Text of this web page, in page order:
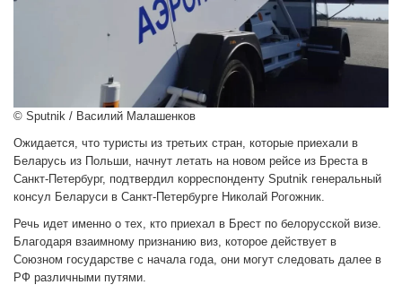
© Sputnik / Василий Малашенков
Ожидается, что туристы из третьих стран, которые приехали в
Беларусь из Польши, начнут летать на новом рейсе из Бреста в
Санкт-Петербург, подтвердил корреспонденту Sputnik генеральный
консул Беларуси в Санкт-Петербурге Николай Рогожник.
Речь идет именно о тех, кто приехал в Брест по белорусской визе.
Благодаря взаимному признанию виз, которое действует в
Союзном государстве с начала года, они могут следовать далее в
РФ различными путями.